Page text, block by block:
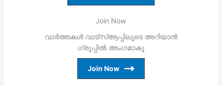
Join Now
വാര്‍ത്തകള്‍ വാട്‌സ്ആപ്പിലൂടെ അറിയാന്‍
ഗ്രൂപ്പില്‍ അംഗമാകൂ
Join Now